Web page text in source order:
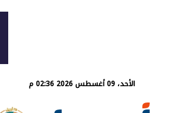
الأحد، 09 أغسطس 2026 02:36 م